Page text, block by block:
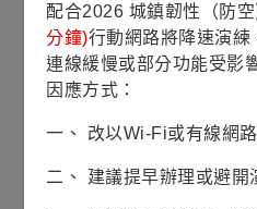
基礎建設才能四處移動。
此外，根據凱利基礎建設
義，這些公司必須擁有健全
制，或是有長期特許經營權
配合2026 城鎮韌性（防
分鐘)行動網路將降速演
連線緩慢或部分功能受影
因應方式：
一、 改以Wi-Fi或有線網
二、 建議提早辦理或避開